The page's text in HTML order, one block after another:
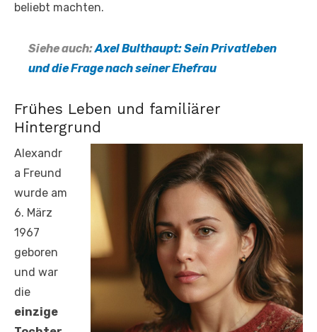
beliebt machten.
Siehe auch:Axel Bulthaupt: Sein Privatleben
und die Frage nach seiner Ehefrau
Frühes Leben und familiärer
Hintergrund
Alexandr
a Freund
wurde am
6. März
1967
geboren
und war
die
einzige